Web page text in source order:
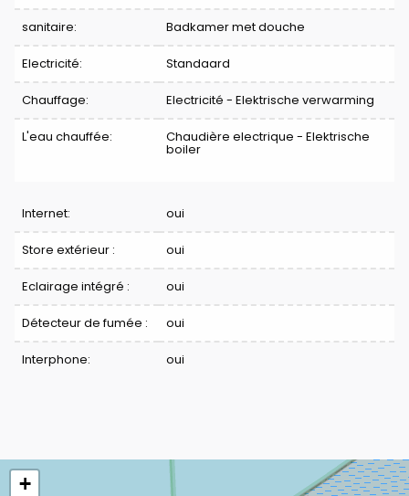
sanitaire: Badkamer met douche
Electricité: Standaard
Chauffage: Electricité - Elektrische verwarming
L'eau chauffée: Chaudière electrique - Elektrische
boiler
Internet: oui
Store extérieur : oui
Eclairage intégré : oui
Détecteur de fumée : oui
Interphone: oui
+